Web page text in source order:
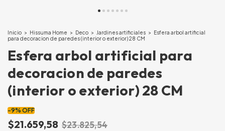
Inicio > Hissuma Home > Deco > Jardines artificiales > Esfera arbol artificial
para decoracion de paredes (interior o exterior) 28 CM
Esfera arbol artificial para
decoracion de paredes
(interior o exterior) 28 CM
-9% OFF
$21.659,58 $23.825,54